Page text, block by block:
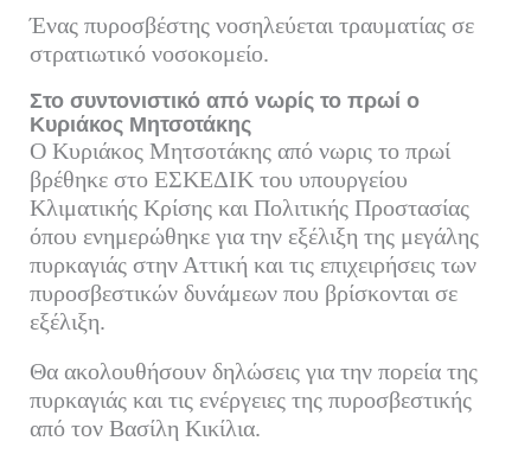
Ένας πυροσβέστης νοσηλεύεται τραυματίας σε
στρατιωτικό νοσοκομείο.
Στο συντονιστικό από νωρίς το πρωί ο
Κυριάκος Μητσοτάκης
Ο Κυριάκος Μητσοτάκης από νωρις το πρωί
βρέθηκε στο ΕΣΚΕΔΙΚ του υπουργείου
Κλιματικής Κρίσης και Πολιτικής Προστασίας
όπου ενημερώθηκε για την εξέλιξη της μεγάλης
πυρκαγιάς στην Αττική και τις επιχειρήσεις των
πυροσβεστικών δυνάμεων που βρίσκονται σε
εξέλιξη.
Θα ακολουθήσουν δηλώσεις για την πορεία της
πυρκαγιάς και τις ενέργειες της πυροσβεστικής
από τον Βασίλη Κικίλια.